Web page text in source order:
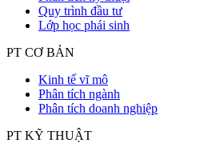
Quy trình đầu tư
Lớp học phái sinh
PT CƠ BẢN
Kinh tế vĩ mô
Phân tích ngành
Phân tích doanh nghiệp
PT KỸ THUẬT